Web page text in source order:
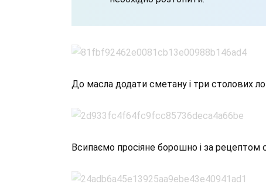
До масла додати сметану і три столових
Всипаємо просіяне борошно і за